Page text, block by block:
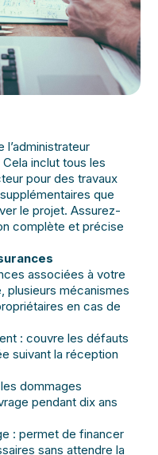
inclut tous les
pour des travaux
que
le projet. Assurez-
complète et précise
associées à votre
plusieurs mécanismes
en cas de
: couvre les défauts
suivant la réception
dommages
pendant dix ans
: permet de financer
sans attendre la